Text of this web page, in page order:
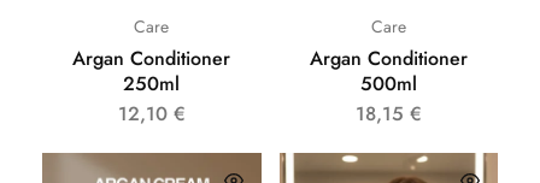
Care
Argan Conditioner
250ml
12,10 €
Care
Argan Conditioner
500ml
18,15 €